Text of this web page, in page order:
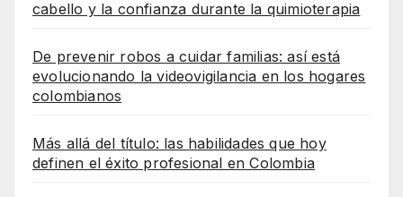
cabello y la confianza durante la quimioterapia
De prevenir robos a cuidar familias: así está
evolucionando la videovigilancia en los hogares
colombianos
Más allá del título: las habilidades que hoy
definen el éxito profesional en Colombia